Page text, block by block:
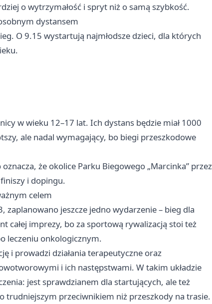
o wytrzymałość i spryt niż o samą szybkość.
dystansem
O 9.15 wystartują najmłodsze dzieci, dla których
w wieku 12–17 lat. Ich dystans będzie miał 1000
ale nadal wymagający, bo biegi przeszkodowe
że okolice Parku Biegowego „Marcinka” przez
i dopingu.
celem
zaplanowano jeszcze jedno wydarzenie – bieg dla
całej imprezy, bo za sportową rywalizacją stoi też
leczeniu onkologicznym.
i prowadzi działania terapeutyczne oraz
i ich następstwami. W takim układzie
jest sprawdzianem dla startujących, ale też
trudniejszym przeciwnikiem niż przeszkody na trasie.